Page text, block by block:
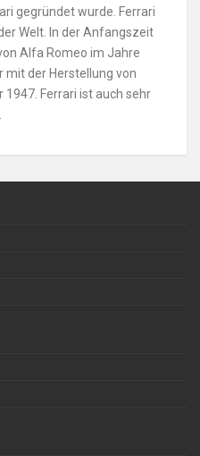
gegründet wurde. Ferrari
Welt. In der Anfangszeit
Alfa Romeo im Jahre
mit der Herstellung von
Ferrari ist auch sehr